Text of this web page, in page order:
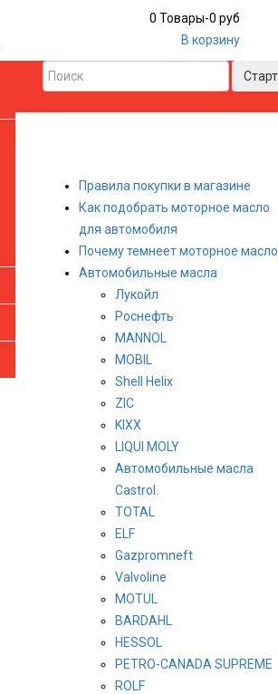
0 Товары-0 руб
В корзину
Правила покупки в магазине
Как подобрать моторное масло
для автомобиля
Почему темнеет моторное масло
Автомобильные масла
Лукойл
Роснефть
MANNOL
MOBIL
Shell Helix
ZIC
KIXX
LIQUI MOLY
Автомобильные масла
Castrol.
TOTAL
ELF
Gazpromneft
Valvoline
MOTUL
BARDAHL
HESSOL
PETRO-CANADA SUPREME
ROLF